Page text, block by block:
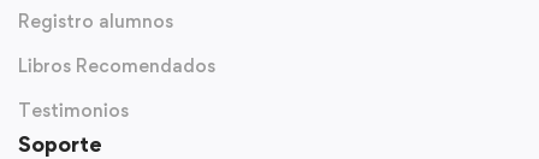
Registro alumnos
Libros Recomendados
Testimonios
Soporte